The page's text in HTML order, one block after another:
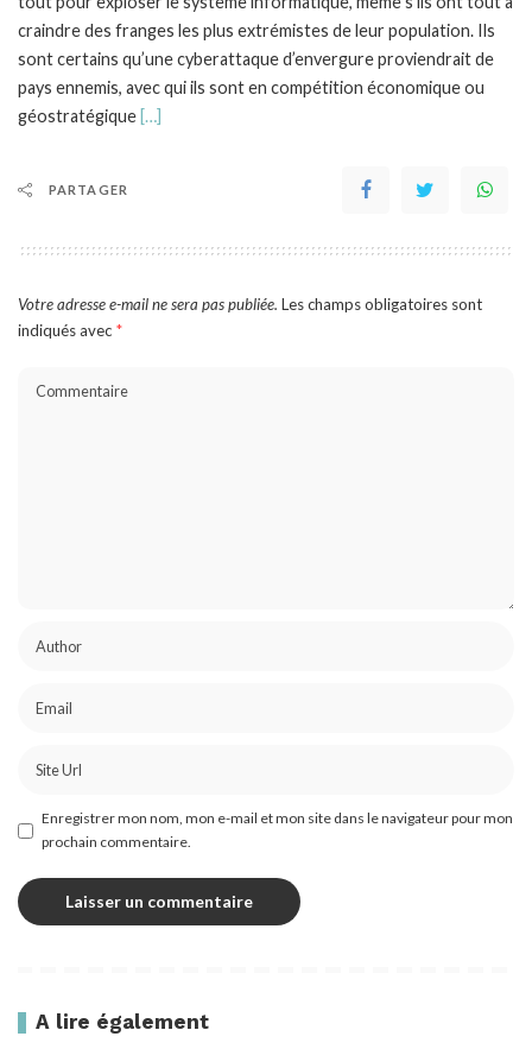
craindre des franges les plus extrémistes de leur population. Ils
sont certains qu’une cyberattaque d’envergure proviendrait de
pays ennemis, avec qui ils sont en compétition économique ou
géostratégique […]
PARTAGER
Votre adresse e-mail ne sera pas publiée. Les champs obligatoires sont
indiqués avec *
Enregistrer mon nom, mon e-mail et mon site dans le navigateur pour mon
prochain commentaire.
A lire également